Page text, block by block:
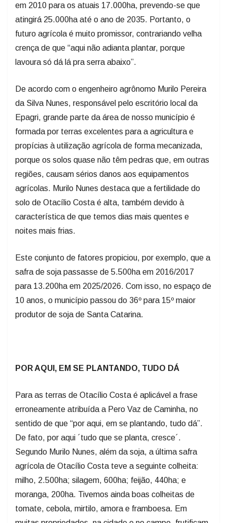
em 2010 para os atuais 17.000ha, prevendo-se que
atingirá 25.000ha até o ano de 2035. Portanto, o
futuro agrícola é muito promissor, contrariando velha
crença de que “aqui não adianta plantar, porque
lavoura só dá lá pra serra abaixo”.
De acordo com o engenheiro agrônomo Murilo Pereira
da Silva Nunes, responsável pelo escritório local da
Epagri, grande parte da área de nosso município é
formada por terras excelentes para a agricultura e
propícias à utilização agrícola de forma mecanizada,
porque os solos quase não têm pedras que, em outras
regiões, causam sérios danos aos equipamentos
agrícolas. Murilo Nunes destaca que a fertilidade do
solo de Otacílio Costa é alta, também devido à
característica de que temos dias mais quentes e
noites mais frias.
Este conjunto de fatores propiciou, por exemplo, que a
safra de soja passasse de 5.500ha em 2016/2017
para 13.200ha em 2025/2026. Com isso, no espaço de
10 anos, o município passou do 36º para 15º maior
produtor de soja de Santa Catarina.
POR AQUI, EM SE PLANTANDO, TUDO DÁ
Para as terras de Otacílio Costa é aplicável a frase
erroneamente atribuída a Pero Vaz de Caminha, no
sentido de que “por aqui, em se plantando, tudo dá”.
De fato, por aqui ´tudo que se planta, cresce´.
Segundo Murilo Nunes, além da soja, a última safra
agrícola de Otacílio Costa teve a seguinte colheita:
milho, 2.500ha; silagem, 600ha; feijão, 440ha; e
moranga, 200ha. Tivemos ainda boas colheitas de
tomate, cebola, mirtilo, amora e framboesa. Em